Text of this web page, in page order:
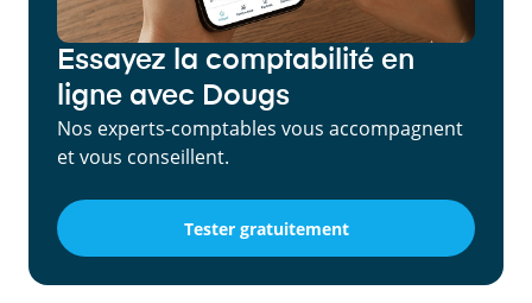
Essayez la comptabilité en
ligne avec Dougs
Nos experts-comptables vous accompagnent
et vous conseillent.
Tester gratuitement